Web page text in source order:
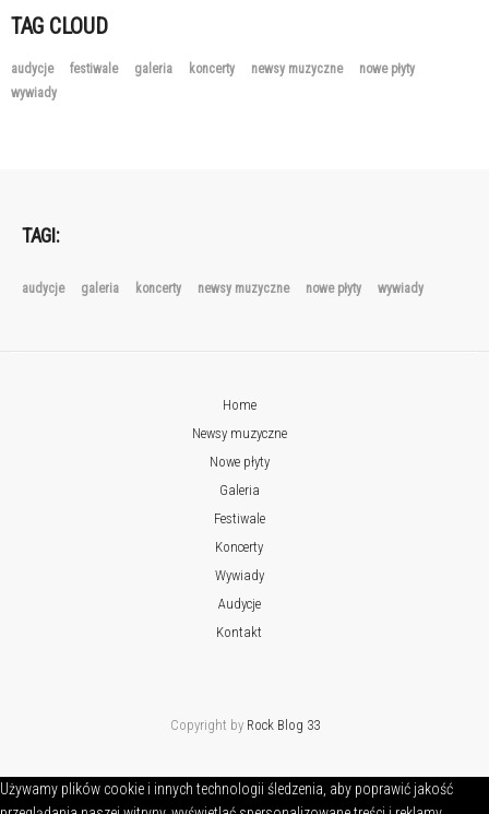
TAG CLOUD
audycje festiwale galeria koncerty newsy muzyczne
nowe płyty
wywiady
TAGI:
audycje galeria koncerty newsy muzyczne nowe płyty wywiady
Home
Newsy muzyczne
Nowe płyty
Galeria
Festiwale
Koncerty
Wywiady
Audycje
Kontakt
Copyright by Rock Blog 33
Używamy plików cookie i innych technologii śledzenia, aby poprawić jakość